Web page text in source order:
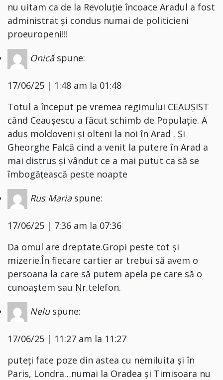
nu uitam ca de la Revoluție încoace Aradul a fost
administrat și condus numai de politicieni
proeuropeni!!!
Onică spune:
17/06/25 | 1:48 am la 01:48
Totul a început pe vremea regimului CEAUȘIST
când Ceaușescu a făcut schimb de Populație. A
adus moldoveni și olteni la noi în Arad . Și
Gheorghe Falcă cind a venit la putere în Arad a
mai distrus și vândut ce a mai putut ca să se
îmbogățească peste noapte
Rus Maria spune:
17/06/25 | 7:36 am la 07:36
Da omul are dreptate.Gropi peste tot și
mizerie.În fiecare cartier ar trebui să avem o
persoana la care să putem apela pe care să o
cunoaștem sau Nr.telefon.
Nelu spune:
17/06/25 | 11:27 am la 11:27
puteți face poze din astea cu nemiluita și în
Paris, Londra…numai la Oradea și Timisoara nu